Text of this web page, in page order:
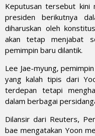
Keputusan tersebut kini
presiden berikutnya
diharuskan oleh
akan tetap menjabat
pemimpin baru dilantik.
Lee Jae-myung,
yang kalah tipis dari
terdepan tetapi
dalam berbagai
Dilansir dari Reuters,
bae mengatakan Yoon